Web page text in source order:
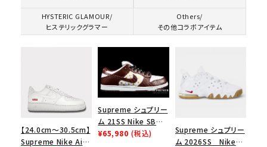
HYSTERIC GLAMOUR/
ヒステリックグラマー
Others/
その他コラボアイテム
【24.0cm～30.5cm】
Supreme Nike Air
Supreme シュプリー
ム 21SS Nike SB
Dunk Low ナイキSB
¥65,980 (税込)
Supreme シュプリー
ム 2026SS Nike